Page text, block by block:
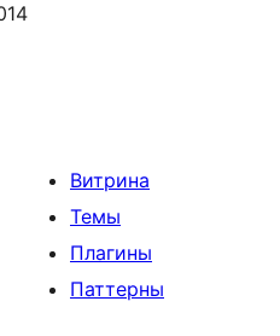
Витрина
Темы
Плагины
Паттерны